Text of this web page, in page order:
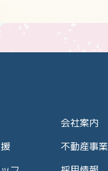
会社案内
不動産事業